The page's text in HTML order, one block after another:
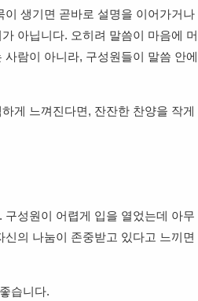
생기면 곧바로 설명을 이어가거나
아닙니다. 오히려 말씀이 마음에 머
람이 아니라, 구성원들이 말씀 안에
게 느껴진다면, 잔잔한 찬양을 작게
성원이 어렵게 입을 열었는데 아무
의 나눔이 존중받고 있다고 느끼면
습니다.